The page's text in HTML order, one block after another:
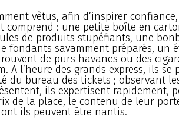
vêtus, afin d’inspirer
comprend : une petite boîte en
de produits stupéfiants, une
fondants savamment préparés, un
de purs havanes ou des
A l’heure des grands express, ils
du bureau des tickets ; observant
ils expertisent rapidement,
de la place, le contenu de leur
ils peuvent être nantis.